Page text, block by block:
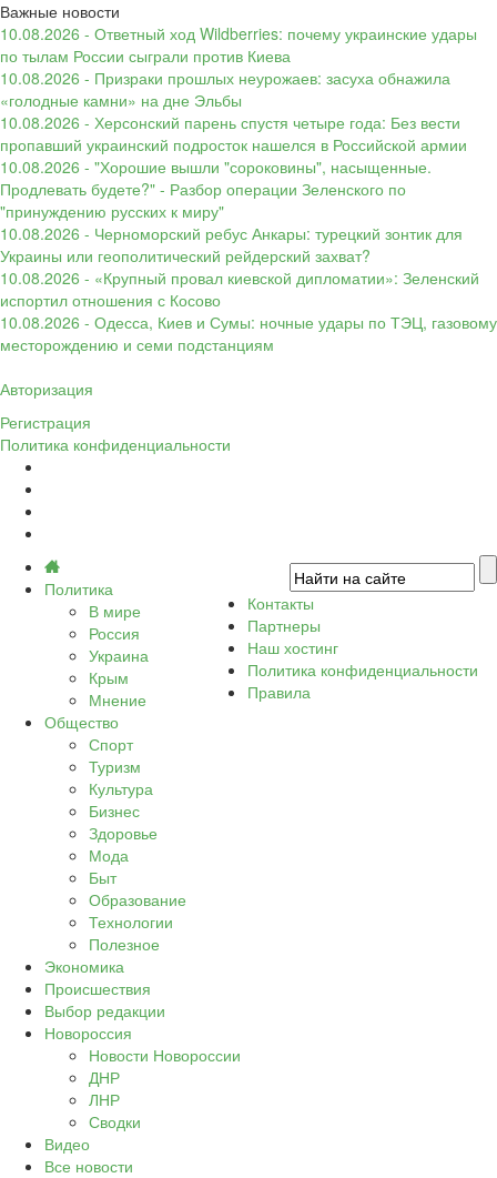
Важные новости
10.08.2026 - Ответный ход Wildberries: почему украинские удары
по тылам России сыграли против Киева
10.08.2026 - Призраки прошлых неурожаев: засуха обнажила
«голодные камни» на дне Эльбы
10.08.2026 - Херсонский парень спустя четыре года: Без вести
пропавший украинский подросток нашелся в Российской армии
10.08.2026 - "Хорошие вышли "сороковины", насыщенные.
Продлевать будете?" - Разбор операции Зеленского по
"принуждению русских к миру"
10.08.2026 - Черноморский ребус Анкары: турецкий зонтик для
Украины или геополитический рейдерский захват?
10.08.2026 - «Крупный провал киевской дипломатии»: Зеленский
испортил отношения с Косово
10.08.2026 - Одесса, Киев и Сумы: ночные удары по ТЭЦ, газовому
месторождению и семи подстанциям
Авторизация
Регистрация
Политика конфиденциальности
Политика
В мире
Россия
Украина
Крым
Мнение
Общество
Спорт
Туризм
Культура
Бизнес
Здоровье
Мода
Быт
Образование
Технологии
Полезное
Экономика
Происшествия
Выбор редакции
Новороссия
Новости Новороссии
ДНР
ЛНР
Сводки
Видео
Все новости
Контакты
Партнеры
Наш хостинг
Политика конфиденциальности
Правила